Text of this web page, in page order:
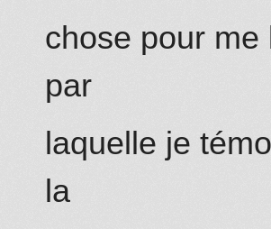
chose pour me
par
laquelle je
la